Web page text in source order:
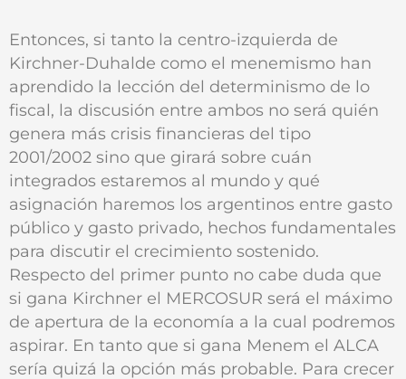
Entonces, si tanto la centro-izquierda de
Kirchner-Duhalde como el menemismo han
aprendido la lección del determinismo de lo
fiscal, la discusión entre ambos no será quién
genera más crisis financieras del tipo
2001/2002 sino que girará sobre cuán
integrados estaremos al mundo y qué
asignación haremos los argentinos entre gasto
público y gasto privado, hechos fundamentales
para discutir el crecimiento sostenido.
Respecto del primer punto no cabe duda que
si gana Kirchner el MERCOSUR será el máximo
de apertura de la economía a la cual podremos
aspirar. En tanto que si gana Menem el ALCA
sería quizá la opción más probable. Para crecer